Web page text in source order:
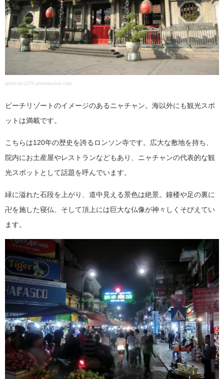
photo by i1270.photobucket.com
ビーチリゾートのイメージのあるニャチャン。海以外にも観光スポ
ットは満載です。
こちらは120年の歴史を誇るロンソン寺です。広大な敷地を持ち、
院内にお土産屋やレストランなどもあり、ニャチャンの代表的な観
光スポットとして話題を呼んでいます。
緑に溢れた石段を上がり、道中見える景色は絶景。鐘楼や足の裏に
卍を施した寝仏、そして頂上には巨大な仏像が神々しくそびえてい
ます。